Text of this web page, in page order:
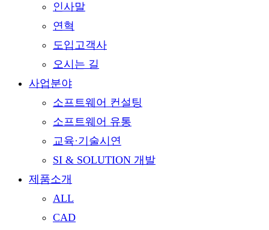
인사말
연혁
도입고객사
오시는 길
사업분야
소프트웨어 컨설팅
소프트웨어 유통
교육·기술시연
SI & SOLUTION 개발
제품소개
ALL
CAD